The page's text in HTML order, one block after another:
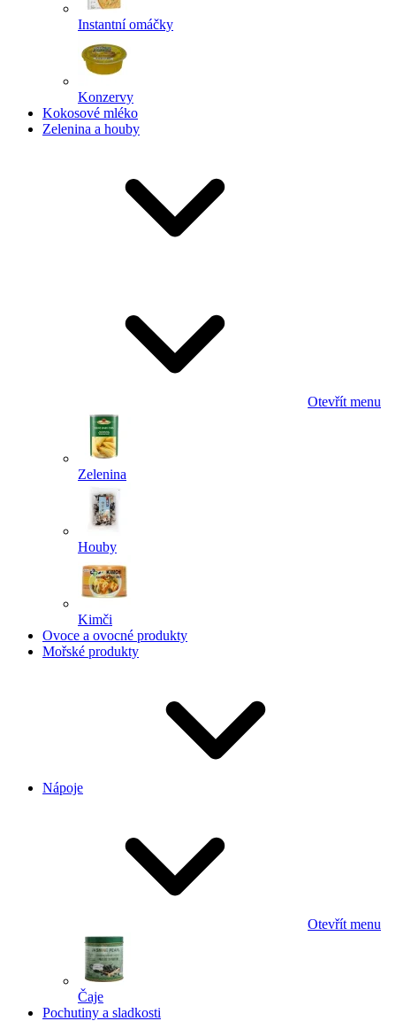
Instantní omáčky
Konzervy
Kokosové mléko
Zelenina a houby
Otevřít menu
Zelenina
Houby
Kimči
Ovoce a ovocné produkty
Mořské produkty
Nápoje
Otevřít menu
Čaje
Pochutiny a sladkosti